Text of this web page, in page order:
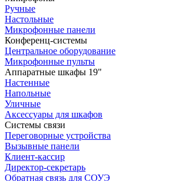
Ручные
Настольные
Микрофонные панели
Конференц-системы
Центральное оборудование
Микрофонные пульты
Аппаратные шкафы 19"
Настенные
Напольные
Уличные
Аксессуары для шкафов
Системы связи
Переговорные устройства
Вызывные панели
Клиент-кассир
Директор-секретарь
Обратная связь для СОУЭ